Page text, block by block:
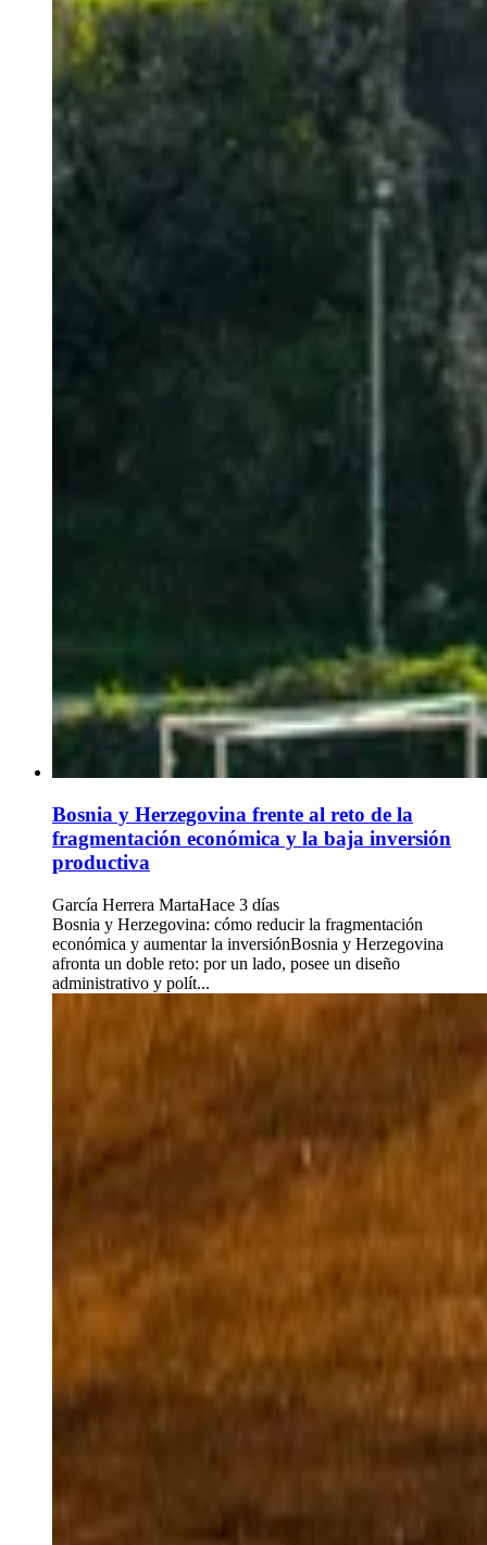
Bosnia y Herzegovina frente al reto de la
fragmentación económica y la baja inversión
productiva
García Herrera MartaHace 3 días
Bosnia y Herzegovina: cómo reducir la fragmentación
económica y aumentar la inversiónBosnia y Herzegovina
afronta un doble reto: por un lado, posee un diseño
administrativo y polít...